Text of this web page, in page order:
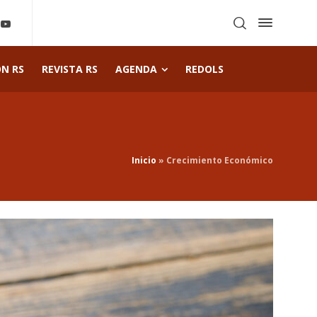
RS REVISTA RS AGENDA REDOLS
Inicio » Crecimiento Económico